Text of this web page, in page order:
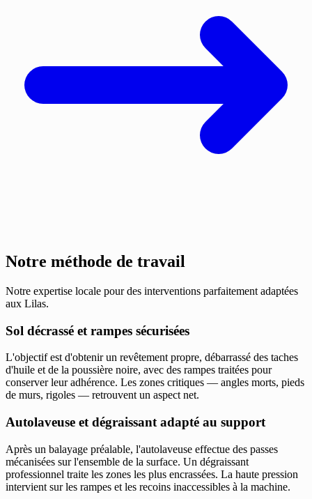
Notre méthode de travail
Notre expertise locale pour des interventions parfaitement adaptées
aux Lilas.
Sol décrassé et rampes sécurisées
L'objectif est d'obtenir un revêtement propre, débarrassé des taches
d'huile et de la poussière noire, avec des rampes traitées pour
conserver leur adhérence. Les zones critiques — angles morts, pieds
de murs, rigoles — retrouvent un aspect net.
Autolaveuse et dégraissant adapté au support
Après un balayage préalable, l'autolaveuse effectue des passes
mécanisées sur l'ensemble de la surface. Un dégraissant
professionnel traite les zones les plus encrassées. La haute pression
intervient sur les rampes et les recoins inaccessibles à la machine.